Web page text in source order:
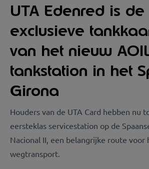
UTA Edenred is de
exclusieve
van het nieuw
tankstation in het
Girona
Houders van de UTA Card hebben nu
eersteklas servicestation op de
Nacional II, een belangrijke route voor
wegtransport.